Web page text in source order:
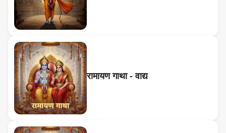
रामायण गाथा - वाद्य